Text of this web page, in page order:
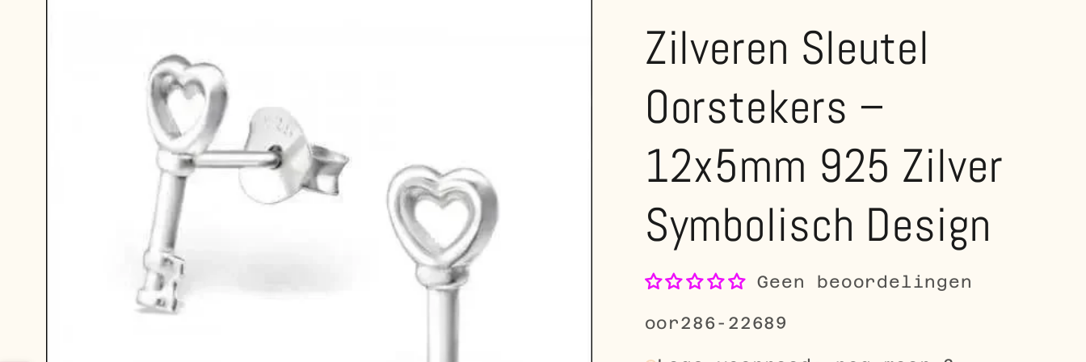
Zilveren Sleutel
Oorstekers –
12x5mm 925 Zilver
Symbolisch Design
Geen beoordelingen
SKU:
oor286-22689